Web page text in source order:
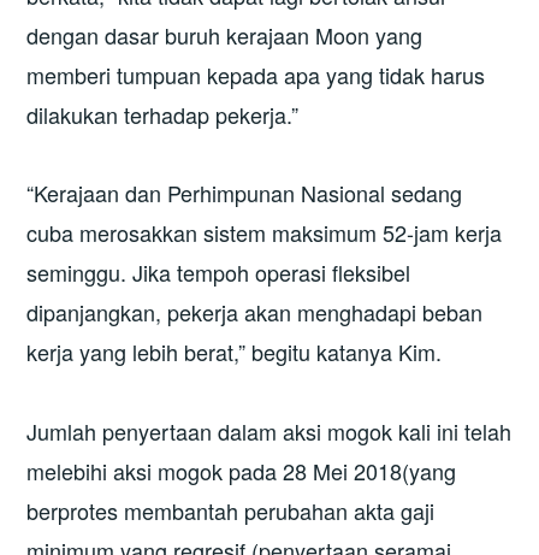
dengan dasar buruh kerajaan Moon yang
memberi tumpuan kepada apa yang tidak harus
dilakukan terhadap pekerja.”
“Kerajaan dan Perhimpunan Nasional sedang
cuba merosakkan sistem maksimum 52-jam kerja
seminggu. Jika tempoh operasi fleksibel
dipanjangkan, pekerja akan menghadapi beban
kerja yang lebih berat,” begitu katanya Kim.
Jumlah penyertaan dalam aksi mogok kali ini telah
melebihi aksi mogok pada 28 Mei 2018(yang
berprotes membantah perubahan akta gaji